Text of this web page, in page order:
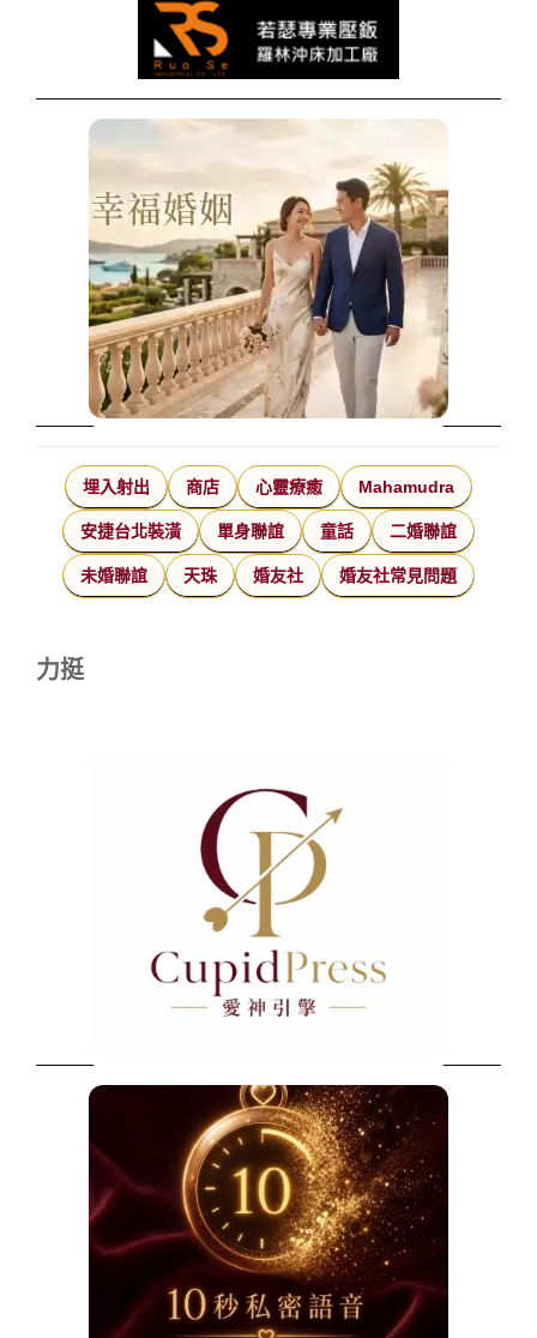
埋入射出 商店 心靈療癒 Mahamudra
安捷台北裝潢 單身聯誼 童話 二婚聯誼
未婚聯誼 天珠 婚友社 婚友社常見問題
力挺